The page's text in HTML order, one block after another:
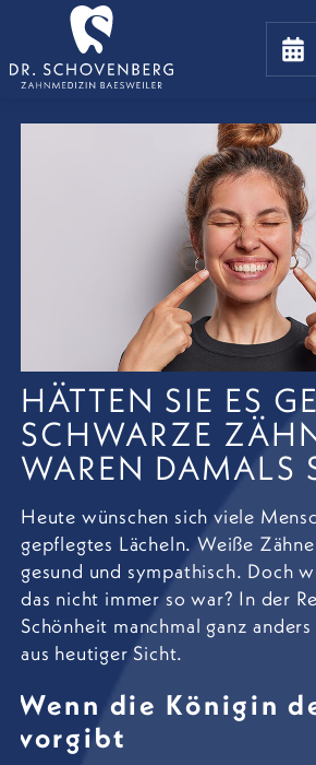
HÄTTEN SIE ES
SCHWARZE
WAREN DAMALS
Heute wünschen sich viele
gepflegtes Lächeln. Weiße
gesund und sympathisch. Doch
das nicht immer so war? In der
Schönheit manchmal ganz
aus heutiger Sicht.
Wenn die Königin
vorgibt